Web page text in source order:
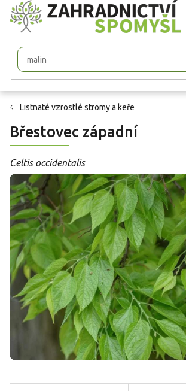
Přejít
na
obsah
Listnaté vzrostlé stromy a keře
Břestovec západní
Celtis occidentalis